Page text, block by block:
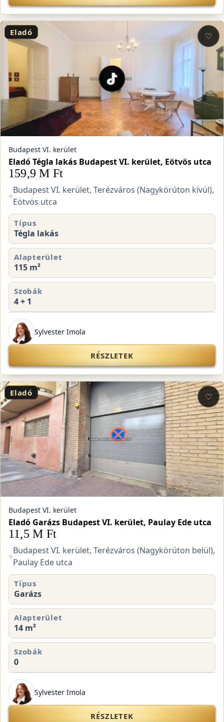
Eladó ♡
Budapest VI. kerület
Eladó Tégla lakás Budapest VI. kerület, Eötvös utca
159,9 M Ft
⌖
Budapest VI. kerület, Terézváros (Nagykörúton kívül),
Eötvös utca
Típus
Tégla lakás
Alapterület
115 m²
Szobák
4 + 1
Sylvester Imola
RÉSZLETEK
Eladó ♡
Budapest VI. kerület
Eladó Garázs Budapest VI. kerület, Paulay Ede utca
11,5 M Ft
⌖
Budapest VI. kerület, Terézváros (Nagykörúton belül),
Paulay Ede utca
Típus
Garázs
Alapterület
14 m²
Szobák
0
Sylvester Imola
RÉSZLETEK